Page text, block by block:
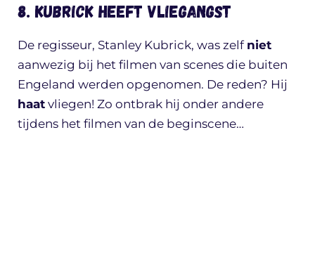
8. Kubrick heeft vliegangst
De regisseur, Stanley Kubrick, was zelf niet
aanwezig bij het filmen van scenes die buiten
Engeland werden opgenomen. De reden? Hij
haat vliegen! Zo ontbrak hij onder andere
tijdens het filmen van de beginscene…